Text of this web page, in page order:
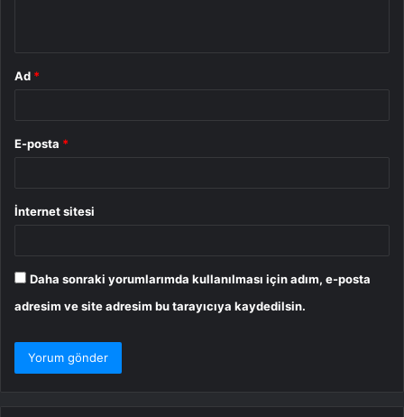
Ad *
E-posta *
İnternet sitesi
Daha sonraki yorumlarımda kullanılması için adım, e-posta
adresim ve site adresim bu tarayıcıya kaydedilsin.